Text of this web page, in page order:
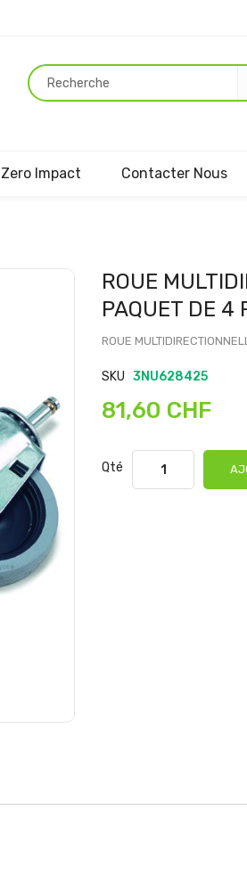
Zero Impact Contacter Nous
Passer
début
Galerie
ROUE
PAQUET DE 4
ROUE
SKU 3NU628425
81,60 CHF
Qté